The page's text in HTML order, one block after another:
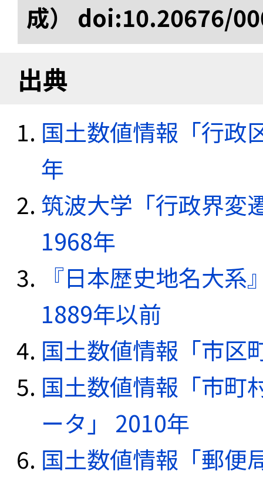
成） doi:10.20676/
出典
国土数値情報「行政
年
筑波大学「行政界変
1968年
『日本歴史地名大
1889年以前
国土数値情報「市区
国土数値情報「市町
ータ」 2010年
国土数値情報「郵便